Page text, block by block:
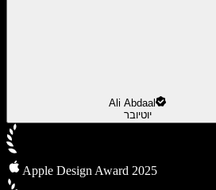
Ali Abdaal
יוטיובר
Apple Design Award 2025